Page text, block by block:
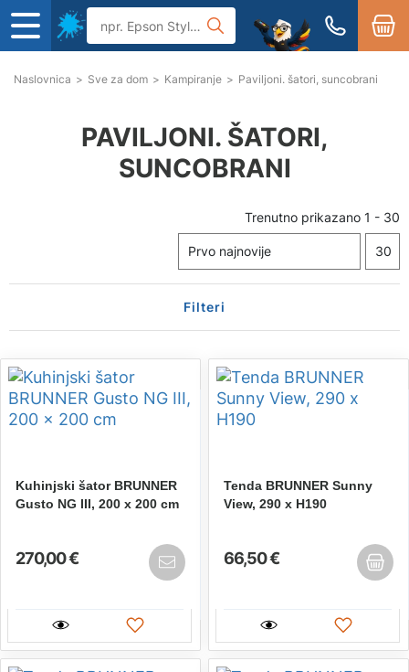
Naslovnica > Sve za dom > Kampiranje > Paviljoni. šatori, suncobrani
PAVILJONI. ŠATORI,
SUNCOBRANI
Trenutno prikazano 1 - 30
Filteri
Kuhinjski šator BRUNNER
Gusto NG III, 200 x 200 cm
270,00 €
Tenda BRUNNER Sunny
View, 290 x H190
66,50 €